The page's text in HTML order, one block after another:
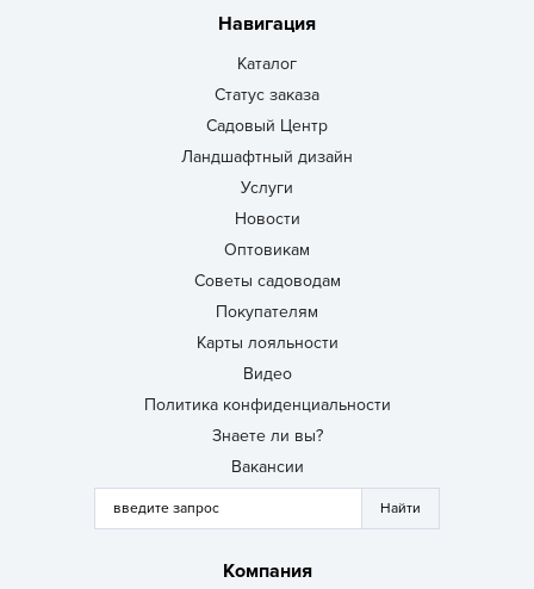
Навигация
Каталог
Статус заказа
Садовый Центр
Ландшафтный дизайн
Услуги
Новости
Оптовикам
Советы садоводам
Покупателям
Карты лояльности
Видео
Политика конфиденциальности
Знаете ли вы?
Вакансии
Компания